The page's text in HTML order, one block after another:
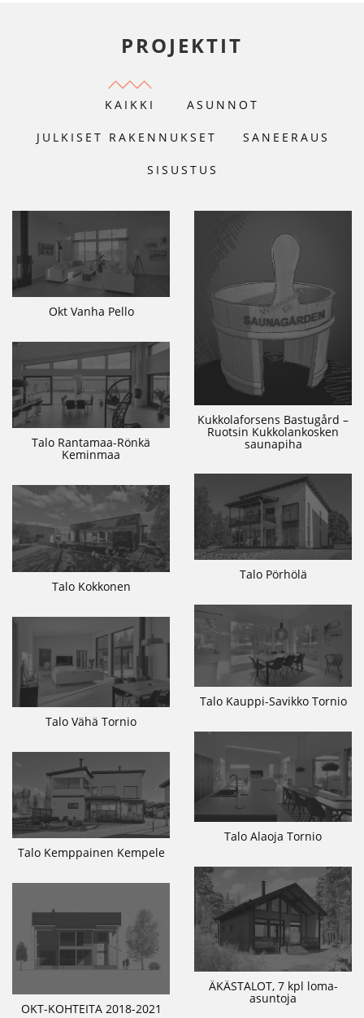
PROJEKTIT
KAIKKI ASUNNOT
JULKISET RAKENNUKSET SANEERAUS
SISUSTUS
Okt Vanha Pello
Kukkolaforsens Bastugård –
Ruotsin Kukkolankosken
saunapiha
Talo Rantamaa-Rönkä
Keminmaa
Talo Pörhölä
Talo Kokkonen
Talo Kauppi-Savikko Tornio
Talo Vähä Tornio
Talo Alaoja Tornio
Talo Kemppainen Kempele
ÄKÄSTALOT, 7 kpl loma-
asuntoja
OKT-KOHTEITA 2018-2021